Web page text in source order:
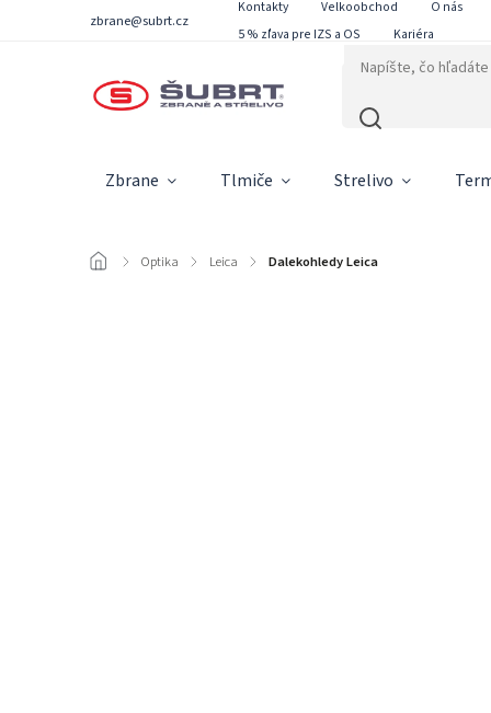
zbrane@subrt.cz
Kontakty Velkoobchod O nás
5 % zľava pre IZS a OS
Kariéra
Zbrane Tlmiče Strelivo
/ Optika / Leica / Dalekohledy Leica